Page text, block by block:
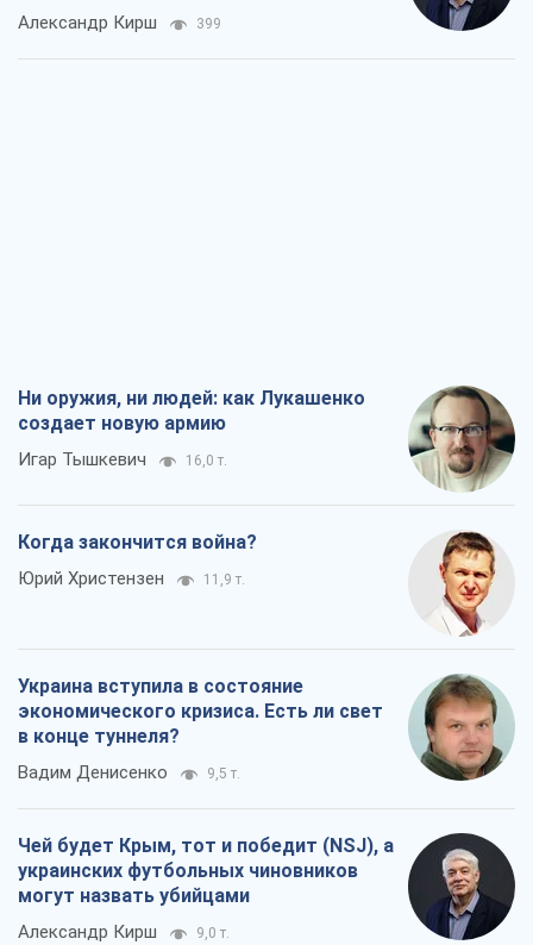
Александр Кирш 399
Ни оружия, ни людей: как Лукашенко
создает новую армию
Игар Тышкевич 16,0 т.
Когда закончится война?
Юрий Христензен 11,9 т.
Украина вступила в состояние
экономического кризиса. Есть ли свет
в конце туннеля?
Вадим Денисенко 9,5 т.
Чей будет Крым, тот и победит (NSJ), а
украинских футбольных чиновников
могут назвать убийцами
Александр Кирш 9,0 т.